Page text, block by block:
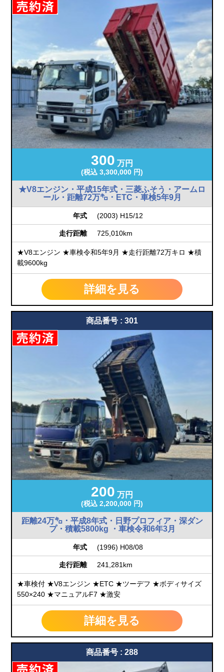
300 万円
(税込 3,300,000 円)
★V8エンジン・平成15年式・三菱ふそう・アームロ
ール・距離72万㌔・ETC・車検5年9月
年式 (2003) H15/12
走行距離 725,010km
★V8エンジン ★車検令和5年9月 ★走行距離72万キロ ★積
載9600kg
詳細を見る
商品番号 : 301
200 万円
(税込 2,200,000 円)
距離24万㌔・平成8年式・日野プロフィア・深ダン
プ・積載5800kg ・車検令和6年3月
年式 (1996) H08/08
走行距離 241,281km
★車検付 ★V8エンジン ★ETC ★ツーデフ ★ボディサイズ
550×240 ★マニュアルF7 ★激安
詳細を見る
商品番号 : 288